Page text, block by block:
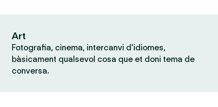
Art
Fotografia, cinema, intercanvi d'idiomes,
bàsicament qualsevol cosa que et doni tema de
conversa.